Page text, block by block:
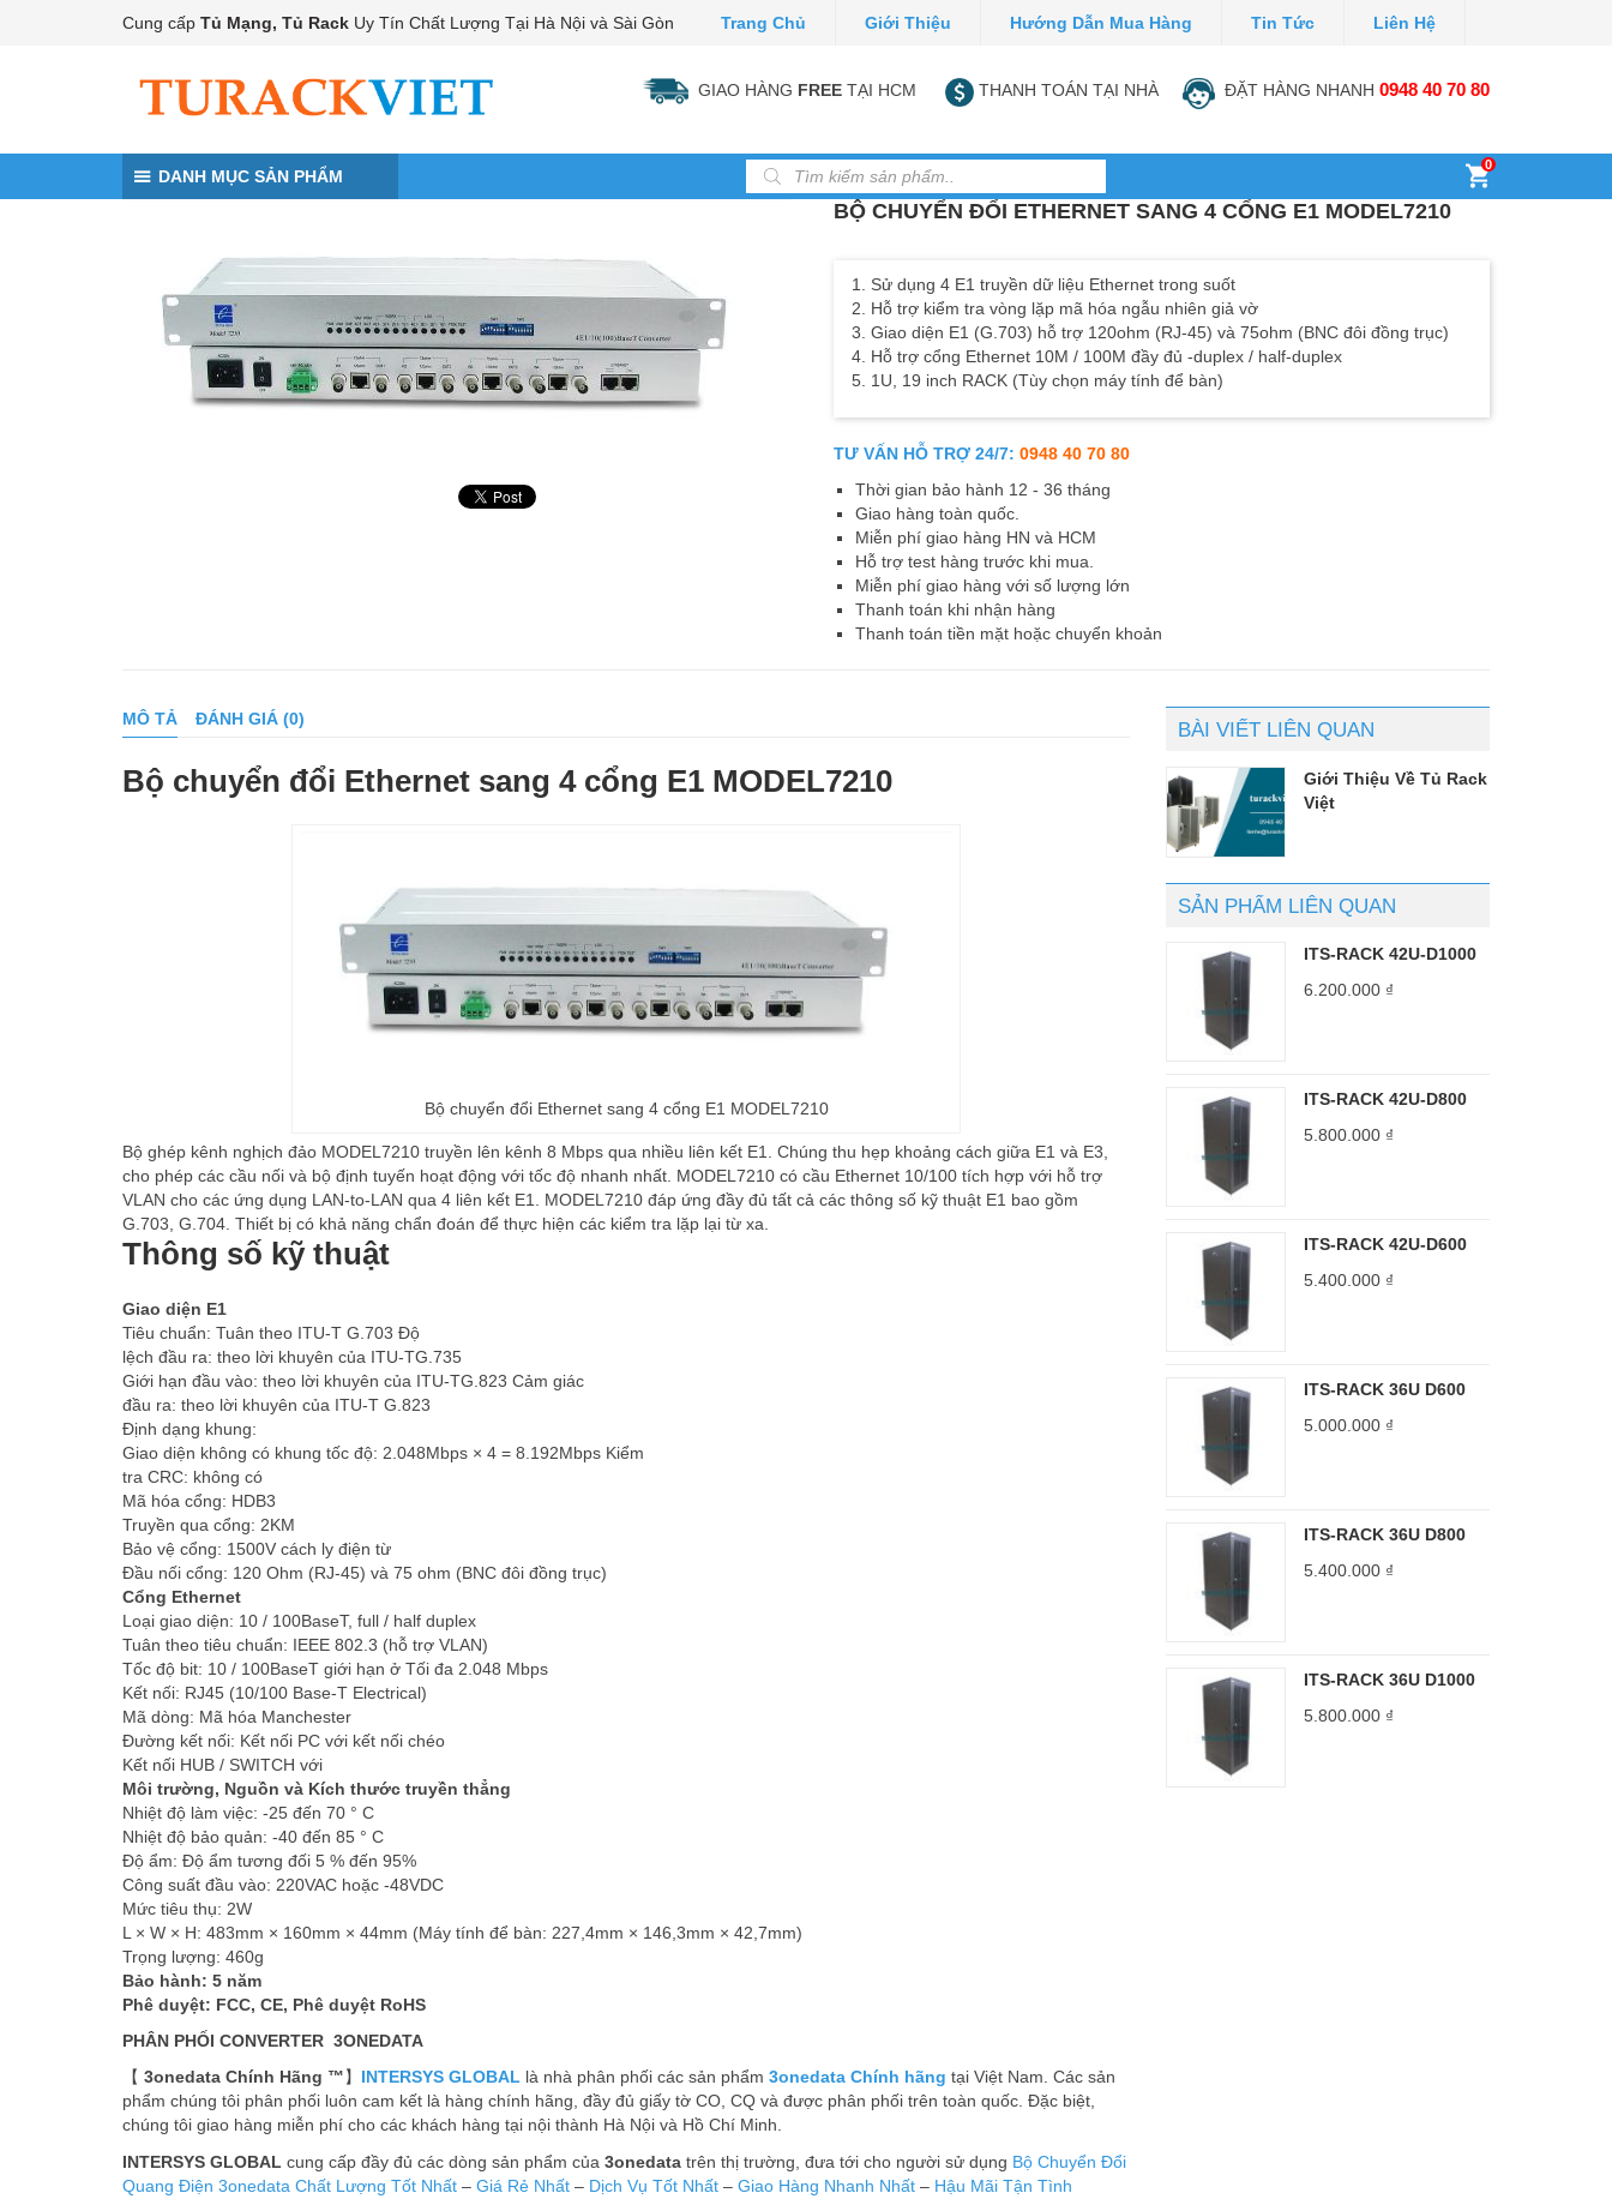
Cung cấp Tủ Mạng, Tủ Rack Uy Tín Chất Lượng Tại Hà Nội và Sài Gòn Trang Chủ Giới Thiệu Hướng Dẫn Mua Hàng Tin Tức Liên Hệ
GIAO HÀNG FREE TẠI HCM THANH TOÁN TẠI NHÀ ĐẶT HÀNG NHANH 0948 40 70 80
DANH MỤC SẢN PHẨM Tìm kiếm sản phẩm 0
BỘ CHUYỂN ĐỔI ETHERNET SANG 4 CỔNG E1 MODEL7210
1. Sử dụng 4 E1 truyền dữ liệu Ethernet trong suốt
2. Hỗ trợ kiểm tra vòng lặp mã hóa ngẫu nhiên giả vờ
3. Giao diện E1 (G.703) hỗ trợ 120ohm (RJ-45) và 75ohm (BNC đôi đồng trục)
4. Hỗ trợ cổng Ethernet 10M / 100M đầy đủ -duplex / half-duplex
5. 1U, 19 inch RACK (Tùy chọn máy tính để bàn)
TƯ VẤN HỖ TRỢ 24/7: 0948 40 70 80
Thời gian bảo hành 12 - 36 tháng
Giao hàng toàn quốc.
Miễn phí giao hàng HN và HCM
Hỗ trợ test hàng trước khi mua.
Miễn phí giao hàng với số lượng lớn
Thanh toán khi nhận hàng
Thanh toán tiền mặt hoặc chuyển khoản
MÔ TẢ ĐÁNH GIÁ (0)
Bộ chuyển đổi Ethernet sang 4 cổng E1 MODEL7210
Bộ chuyển đổi Ethernet sang 4 cổng E1 MODEL7210
Bộ ghép kênh nghịch đảo MODEL7210 truyền lên kênh 8 Mbps qua nhiều liên kết E1. Chúng thu hẹp khoảng cách giữa E1 và E3,
cho phép các cầu nối và bộ định tuyến hoạt động với tốc độ nhanh nhất. MODEL7210 có cầu Ethernet 10/100 tích hợp với hỗ trợ
VLAN cho các ứng dụng LAN-to-LAN qua 4 liên kết E1. MODEL7210 đáp ứng đầy đủ tất cả các thông số kỹ thuật E1 bao gồm
G.703, G.704. Thiết bị có khả năng chẩn đoán để thực hiện các kiểm tra lặp lại từ xa.
Thông số kỹ thuật
Giao diện E1
Tiêu chuẩn: Tuân theo ITU-T G.703 Độ
lệch đầu ra: theo lời khuyên của ITU-TG.735
Giới hạn đầu vào: theo lời khuyên của ITU-TG.823 Cảm giác
đầu ra: theo lời khuyên của ITU-T G.823
Định dạng khung:
Giao diện không có khung tốc độ: 2.048Mbps × 4 = 8.192Mbps Kiểm
tra CRC: không có
Mã hóa cổng: HDB3
Truyền qua cổng: 2KM
Bảo vệ cổng: 1500V cách ly điện từ
Đầu nối cổng: 120 Ohm (RJ-45) và 75 ohm (BNC đôi đồng trục)
Cổng Ethernet
Loại giao diện: 10 / 100BaseT, full / half duplex
Tuân theo tiêu chuẩn: IEEE 802.3 (hỗ trợ VLAN)
Tốc độ bit: 10 / 100BaseT giới hạn ở Tối đa 2.048 Mbps
Kết nối: RJ45 (10/100 Base-T Electrical)
Mã dòng: Mã hóa Manchester
Đường kết nối: Kết nối PC với kết nối chéo
Kết nối HUB / SWITCH với
Môi trường, Nguồn và Kích thước truyền thẳng
Nhiệt độ làm việc: -25 đến 70 ° C
Nhiệt độ bảo quản: -40 đến 85 ° C
Độ ẩm: Độ ẩm tương đối 5 % đến 95%
Công suất đầu vào: 220VAC hoặc -48VDC
Mức tiêu thụ: 2W
L × W × H: 483mm × 160mm × 44mm (Máy tính để bàn: 227,4mm × 146,3mm × 42,7mm)
Trọng lượng: 460g
Bảo hành: 5 năm
Phê duyệt: FCC, CE, Phê duyệt RoHS
PHÂN PHỐI CONVERTER 3ONEDATA
【 3onedata Chính Hãng ™】 INTERSYS GLOBAL là nhà phân phối các sản phẩm 3onedata Chính hãng tại Việt Nam. Các sản
phẩm chúng tôi phân phối luôn cam kết là hàng chính hãng, đầy đủ giấy tờ CO, CQ và được phân phối trên toàn quốc. Đặc biệt,
chúng tôi giao hàng miễn phí cho các khách hàng tại nội thành Hà Nội và Hồ Chí Minh.
INTERSYS GLOBAL cung cấp đầy đủ các dòng sản phẩm của 3onedata trên thị trường, đưa tới cho người sử dụng Bộ Chuyển Đổi
Quang Điện 3onedata Chất Lượng Tốt Nhất – Giá Rẻ Nhất – Dịch Vụ Tốt Nhất – Giao Hàng Nhanh Nhất – Hậu Mãi Tận Tình
BÀI VIẾT LIÊN QUAN
Giới Thiệu Về Tủ Rack
Việt
SẢN PHẨM LIÊN QUAN
ITS-RACK 42U-D1000
6.200.000 ₫
ITS-RACK 42U-D800
5.800.000 ₫
ITS-RACK 42U-D600
5.400.000 ₫
ITS-RACK 36U D600
5.000.000 ₫
ITS-RACK 36U D800
5.400.000 ₫
ITS-RACK 36U D1000
5.800.000 ₫